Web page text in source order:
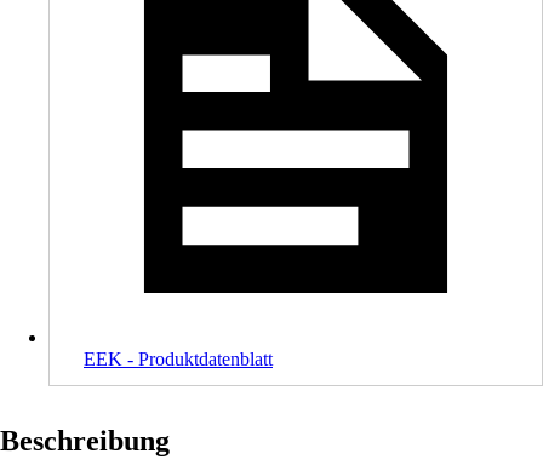
EEK - Produktdatenblatt
Beschreibung